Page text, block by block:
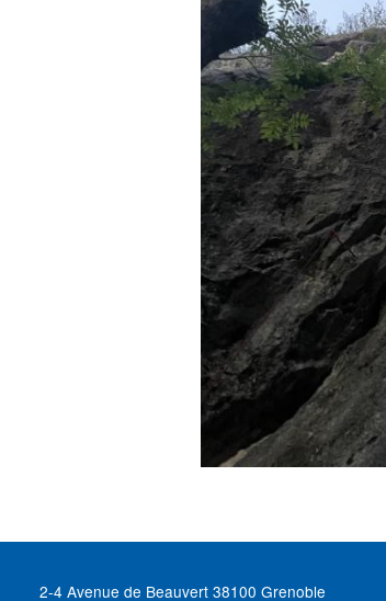
2-4 Avenue de Beauvert 38100 Grenoble